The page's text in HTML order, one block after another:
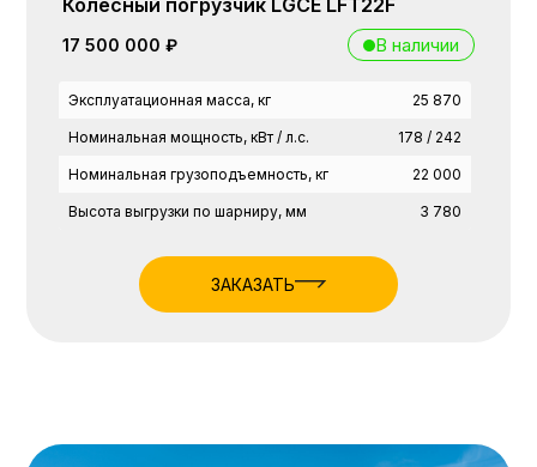
Колесный погрузчик LGCE LFT22F
17 500 000 ₽ В наличии
Эксплуатационная масса, кг 25 870
Номинальная мощность, кВт / л.с. 178 / 242
Номинальная грузоподъемность, кг 22 000
Высота выгрузки по шарниру, мм 3 780
ЗАКАЗАТЬ